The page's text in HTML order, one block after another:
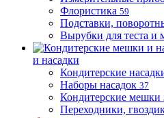
Флористика 59
Подставки,
Вырубки для теста и
и насадки
Кондитерские
Наборы насадок 37
Кондитерские мешки
Переходники,